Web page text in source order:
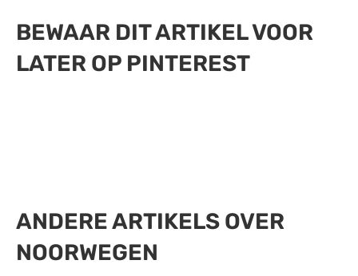
BEWAAR DIT ARTIKEL VOOR
LATER OP PINTEREST
ANDERE ARTIKELS OVER
NOORWEGEN